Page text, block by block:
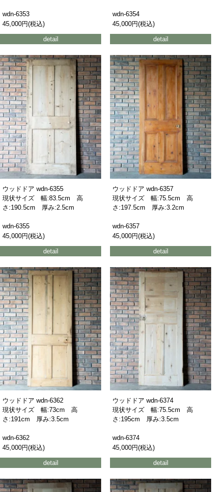
wdn-6353
45,000円(税込)
detail
wdn-6354
45,000円(税込)
detail
ウッドドア wdn-6355
現状サイズ 幅:83.5cm 高
さ:190.5cm 厚み:2.5cm
wdn-6355
45,000円(税込)
detail
ウッドドア wdn-6357
現状サイズ 幅:75.5cm 高
さ:197.5cm 厚み:3.2cm
wdn-6357
45,000円(税込)
detail
ウッドドア wdn-6362
現状サイズ 幅:73cm 高
さ:191cm 厚み:3.5cm
wdn-6362
45,000円(税込)
detail
ウッドドア wdn-6374
現状サイズ 幅:75.5cm 高
さ:195cm 厚み:3.5cm
wdn-6374
45,000円(税込)
detail